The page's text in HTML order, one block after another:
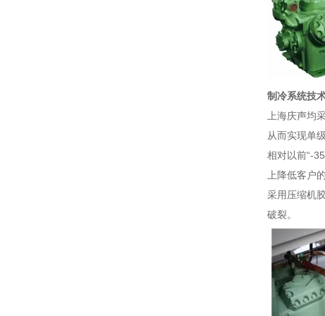
制冷系统技
上海庆声均
从而实现单
相对以前“-
上降低客户
采用压缩机
破裂。